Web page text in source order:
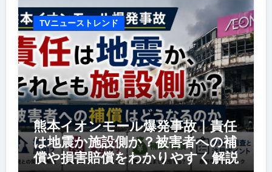
TVニューストレンド
熊本イオンモール爆発事故｜責任
は地震か施設側か？被害者への補
償や損害賠償をわかりやすく解説